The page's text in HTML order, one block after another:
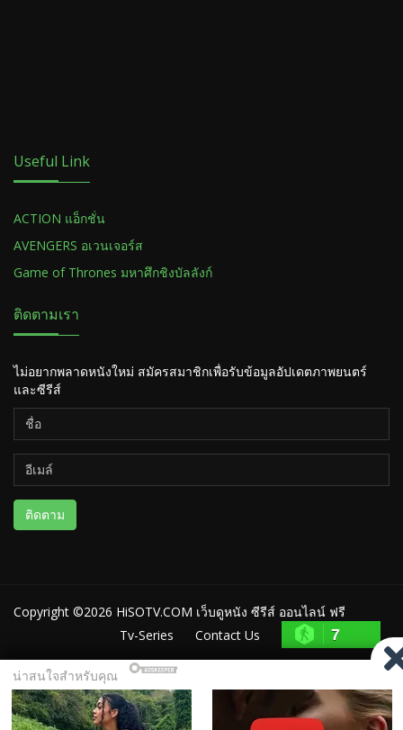
Useful Link
ACTION แอ็กชั่น
AVENGERS อเวนเจอร์ส
Game of Thrones มหาศึกชิงบัลลังก์
ติดตามเรา
ไม่อยากพลาดหนังใหม่ สมัครสมาชิกเพื่อรับข้อมูลอัปเดตภาพยนตร์
และซีรีส์
ติดตาม
Copyright ©2026 HiSOTV.COM เว็บดูหนัง ซีรีส์ ออนไลน์ ฟรี
Tv-Series
Contact Us 7